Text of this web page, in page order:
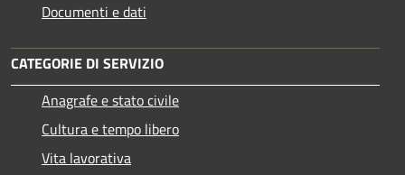
Documenti e dati
CATEGORIE DI SERVIZIO
Anagrafe e stato civile
Cultura e tempo libero
Vita lavorativa